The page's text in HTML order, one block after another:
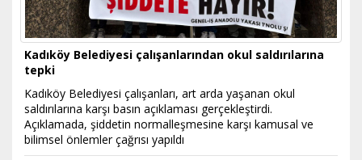
Kadıköy Belediyesi çalışanlarından okul saldırılarına
tepki
Kadıköy Belediyesi çalışanları, art arda yaşanan okul
saldırılarına karşı basın açıklaması gerçekleştirdi.
Açıklamada, şiddetin normalleşmesine karşı kamusal ve
bilimsel önlemler çağrısı yapıldı